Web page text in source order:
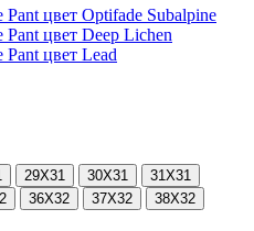
29X31 30X31
31X31
36X32 37X32
38X32